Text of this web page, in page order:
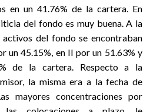
en un 41.76% de la cartera. En
del fondo es muy buena. A la
activos del fondo se encontraban
un 45.15%, en II por un 51.63% y
de la cartera. Respecto a la
la misma era a la fecha de
mayores concentraciones por